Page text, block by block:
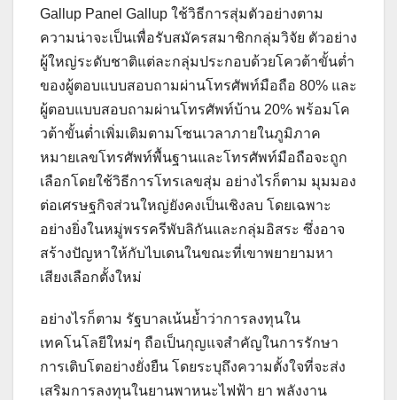
Gallup Panel Gallup ใช้วิธีการสุ่มตัวอย่างตาม
ความน่าจะเป็นเพื่อรับสมัครสมาชิกกลุ่มวิจัย ตัวอย่าง
ผู้ใหญ่ระดับชาติแต่ละกลุ่มประกอบด้วยโควต้าขั้นต่ำ
ของผู้ตอบแบบสอบถามผ่านโทรศัพท์มือถือ 80% และ
ผู้ตอบแบบสอบถามผ่านโทรศัพท์บ้าน 20% พร้อมโค
วต้าขั้นต่ำเพิ่มเติมตามโซนเวลาภายในภูมิภาค
หมายเลขโทรศัพท์พื้นฐานและโทรศัพท์มือถือจะถูก
เลือกโดยใช้วิธีการโทรเลขสุ่ม อย่างไรก็ตาม มุมมอง
ต่อเศรษฐกิจส่วนใหญ่ยังคงเป็นเชิงลบ โดยเฉพาะ
อย่างยิ่งในหมู่พรรครีพับลิกันและกลุ่มอิสระ ซึ่งอาจ
สร้างปัญหาให้กับไบเดนในขณะที่เขาพยายามหา
เสียงเลือกตั้งใหม่
อย่างไรก็ตาม รัฐบาลเน้นย้ำว่าการลงทุนใน
เทคโนโลยีใหม่ๆ ถือเป็นกุญแจสำคัญในการรักษา
การเติบโตอย่างยั่งยืน โดยระบุถึงความตั้งใจที่จะส่ง
เสริมการลงทุนในยานพาหนะไฟฟ้า ยา พลังงาน